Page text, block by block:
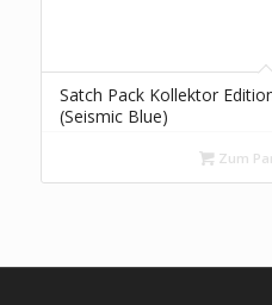
Satch Pack Kollektor
(Seismic Blue)
Zum